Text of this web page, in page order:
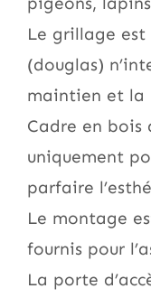
Le grillage
(douglas)
maintien et la
Cadre en bois
uniquement
parfaire
Le montage
fournis pour
La porte